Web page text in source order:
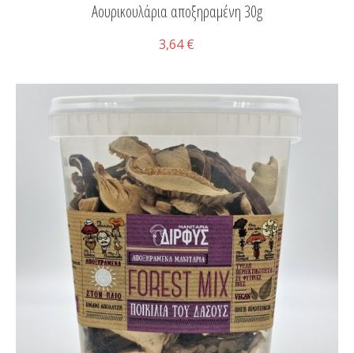
Αουρικουλάρια αποξηραμένη 30g
3,64 €